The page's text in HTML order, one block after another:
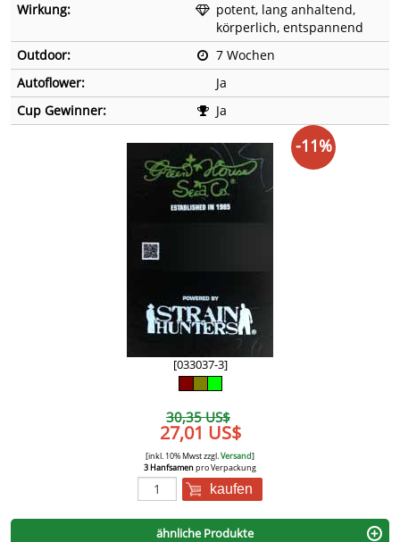
Wirkung:
potent, lang anhaltend,
körperlich, entspannend
Outdoor:
7 Wochen
Autoflower:
Ja
Cup Gewinner:
Ja
[033037-3]
30,35 US$
27,01 US$
[inkl. 10% Mwst zzgl.Versand]
3 Hanfsamenpro Verpackung
kaufen
-11%
ähnliche Produkte